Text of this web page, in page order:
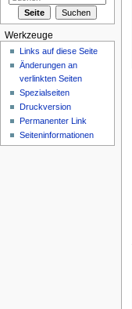
Werkzeuge
Links auf diese Seite
Änderungen an
verlinkten Seiten
Spezialseiten
Druckversion
Permanenter Link
Seiteninformationen